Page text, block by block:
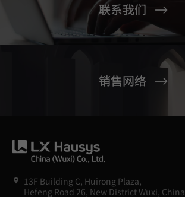
联系我们
销售网络
13F Building C, Huirong Plaza,
Hefeng Road 26, New District Wuxi, China